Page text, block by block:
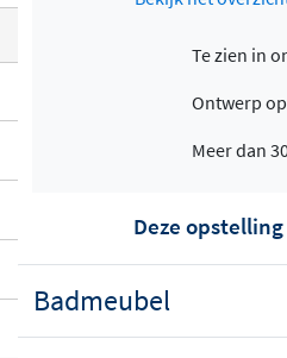
Te zien in
Ontwerp
Meer dan
Deze
Badmeubel